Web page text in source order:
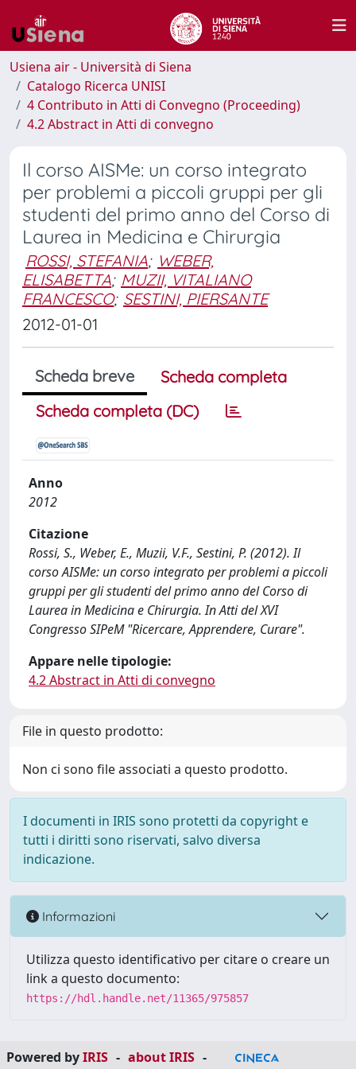
Usiena air - Università di Siena
Catalogo Ricerca UNISI
4 Contributo in Atti di Convegno (Proceeding)
4.2 Abstract in Atti di convegno
Il corso AISMe: un corso integrato
per problemi a piccoli gruppi per gli
studenti del primo anno del Corso di
Laurea in Medicina e Chirurgia
ROSSI, STEFANIA; WEBER,
ELISABETTA; MUZII, VITALIANO
FRANCESCO; SESTINI, PIERSANTE
2012-01-01
Scheda breve
Scheda completa
Scheda completa (DC)
Anno
2012
Citazione
Rossi, S., Weber, E., Muzii, V.F., Sestini, P. (2012). Il
corso AISMe: un corso integrato per problemi a piccoli
gruppi per gli studenti del primo anno del Corso di
Laurea in Medicina e Chirurgia. In Atti del XVI
Congresso SIPeM "Ricercare, Apprendere, Curare".
Appare nelle tipologie:
4.2 Abstract in Atti di convegno
File in questo prodotto:
Non ci sono file associati a questo prodotto.
I documenti in IRIS sono protetti da copyright e
tutti i diritti sono riservati, salvo diversa
indicazione.
Informazioni
Utilizza questo identificativo per citare o creare un
link a questo documento:
https://hdl.handle.net/11365/975857
Powered byIRIS - about IRIS -